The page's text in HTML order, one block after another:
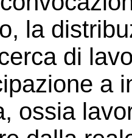
la
di
a
ossia